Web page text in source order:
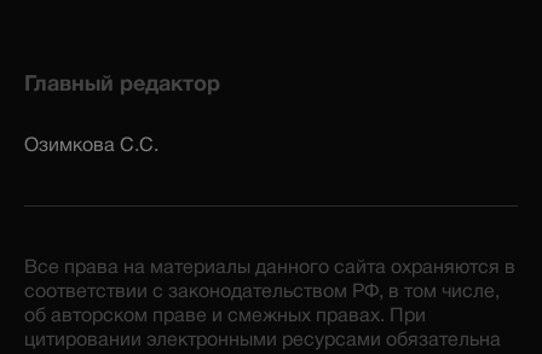
Главный редактор
Озимкова С.С.
Все права на материалы данного сайта охраняются в
соответствии с законодательством РФ, в том числе,
об авторском праве и смежных правах. При
цитировании электронными ресурсами обязательна